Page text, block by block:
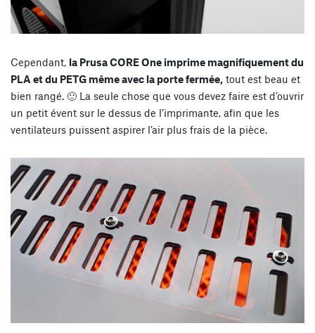
Cependant, la Prusa CORE One imprime magnifiquement du
PLA et du PETG même avec la porte fermée, tout est beau et
bien rangé. 🙂 La seule chose que vous devez faire est d’ouvrir
un petit évent sur le dessus de l’imprimante, afin que les
ventilateurs puissent aspirer l’air plus frais de la pièce.